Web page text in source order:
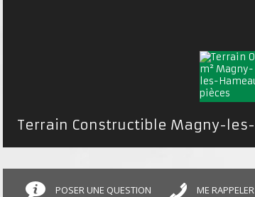
POSER UNE QUESTION ME RAPPELER